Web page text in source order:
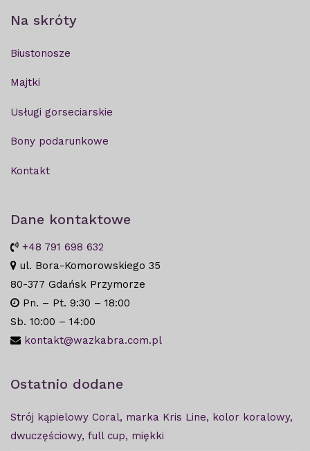
Na skróty
Biustonosze
Majtki
Usługi gorseciarskie
Bony podarunkowe
Kontakt
Dane kontaktowe
+48 791 698 632
ul. Bora-Komorowskiego 35
80-377 Gdańsk Przymorze
Pn. – Pt. 9:30 – 18:00
Sb. 10:00 – 14:00
kontakt@wazkabra.com.pl
Ostatnio dodane
Strój kąpielowy Coral, marka Kris Line, kolor koralowy,
dwuczęściowy, full cup, miękki